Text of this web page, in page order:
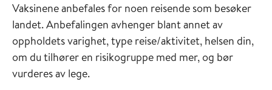
Vaksinene anbefales for noen reisende som besøker
landet. Anbefalingen avhenger blant annet av
oppholdets varighet, type reise/aktivitet, helsen din,
om du tilhører en risikogruppe med mer, og bør
vurderes av lege.